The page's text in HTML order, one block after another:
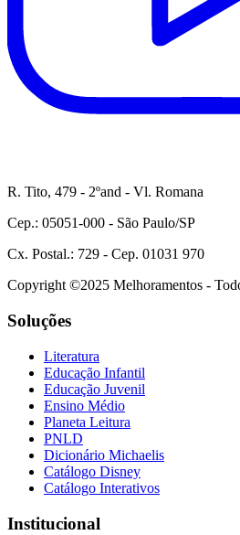
R. Tito, 479 - 2ºand - Vl. Romana
Cep.: 05051-000 - São Paulo/SP
Cx. Postal.: 729 - Cep. 01031 970
Copyright ©2025 Melhoramentos -
Soluções
Literatura
Educação Infantil
Educação Juvenil
Ensino Médio
Planeta Leitura
PNLD
Dicionário Michaelis
Catálogo Disney
Catálogo Interativos
Institucional